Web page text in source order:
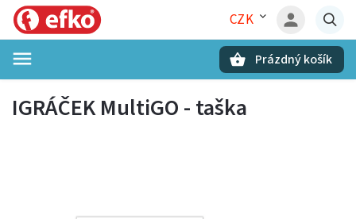
CZK
Prázdný košík
IGRÁČEK MultiGO - taška